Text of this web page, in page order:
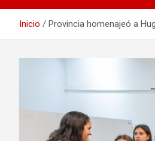
Inicio Provincia homenajeó a